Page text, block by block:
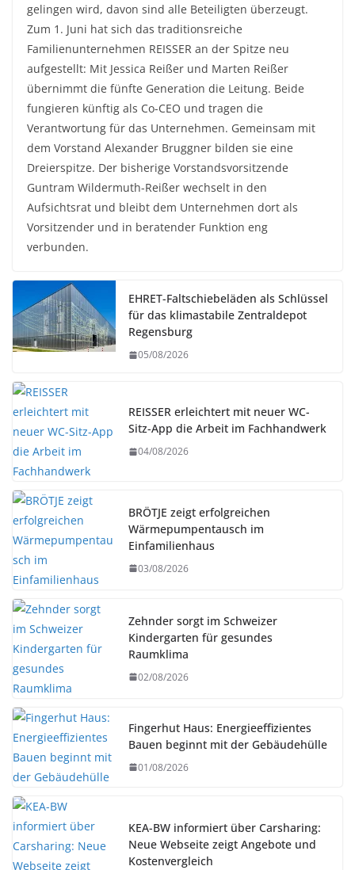
gelingen wird, davon sind alle Beteiligten überzeugt.
Zum 1. Juni hat sich das traditionsreiche
Familienunternehmen REISSER an der Spitze neu
aufgestellt: Mit Jessica Reißer und Marten Reißer
übernimmt die fünfte Generation die Leitung. Beide
fungieren künftig als Co-CEO und tragen die
Verantwortung für das Unternehmen. Gemeinsam mit
dem Vorstand Alexander Bruggner bilden sie eine
Dreierspitze. Der bisherige Vorstandsvorsitzende
Guntram Wildermuth-Reißer wechselt in den
Aufsichtsrat und bleibt dem Unternehmen dort als
Vorsitzender und in beratender Funktion eng
verbunden.
EHRET-Faltschiebeläden als Schlüssel
für das klimastabile Zentraldepot
Regensburg
05/08/2026
REISSER erleichtert mit neuer WC-
Sitz-App die Arbeit im Fachhandwerk
04/08/2026
BRÖTJE zeigt erfolgreichen
Wärmepumpentausch im
Einfamilienhaus
03/08/2026
Zehnder sorgt im Schweizer
Kindergarten für gesundes
Raumklima
02/08/2026
Fingerhut Haus: Energieeffizientes
Bauen beginnt mit der Gebäudehülle
01/08/2026
KEA-BW informiert über Carsharing:
Neue Webseite zeigt Angebote und
Kostenvergleich